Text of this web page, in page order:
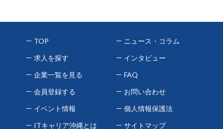
TOP
求人を探す
企業一覧を見る
会員登録する
イベント情報
ITキャリア沖縄とは
ニュース・コラム
インタビュー
FAQ
お問い合わせ
個人情報保護法
サイトマップ